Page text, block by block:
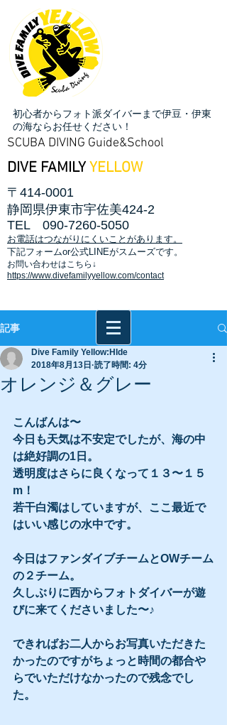
初心者からフォト派ダイバーまで伊豆・伊東
の海ならお任せください！
SCUBA DIVING Guide&School
DIVE FAMILY YELLOW
〒414-0001
静岡県伊東市宇佐美424-2
TEL 090-7260-5050
お電話はつながりにくいことがあります。
​下記フォームor公式LINEがスムーズです。
お問い合わせはこちら↓
https://www.divefamilyyellow.com/contact
記事
オレンジ＆グレー
Dive Family Yellow:HIde
2018年8月13日 読了時間: 4分
こんばんは〜
今日も天気は不安定でしたが、海の中
は絶好調の1日。
透明度はさらに良くなって１３〜１５
m！
若干白濁はしていますが、ここ最近で
はいい感じの水中です。
今日はファンダイブチームとOWチーム
の２チーム。
久しぶりに西からフォトダイバーが遊
びに来てくださいました〜♪
できればお二人からお写真いただきた
かったのですがちょっと時間の都合や
らでいただけなかったので残念でし
た。